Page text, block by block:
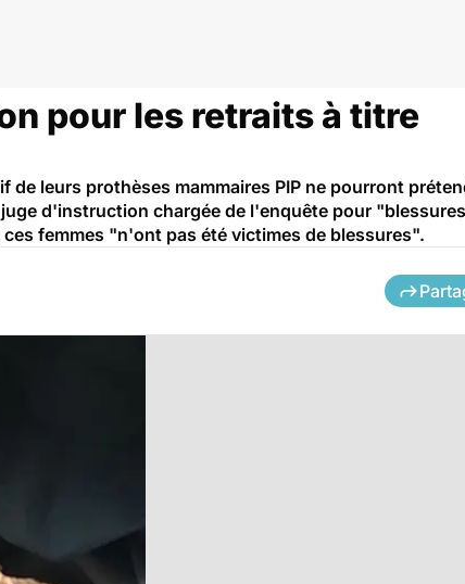
pour les retraits à titre
leurs prothèses mammaires PIP ne pourront
d'instruction chargée de l'enquête pour "blessures
femmes "n'ont pas été victimes de blessures".